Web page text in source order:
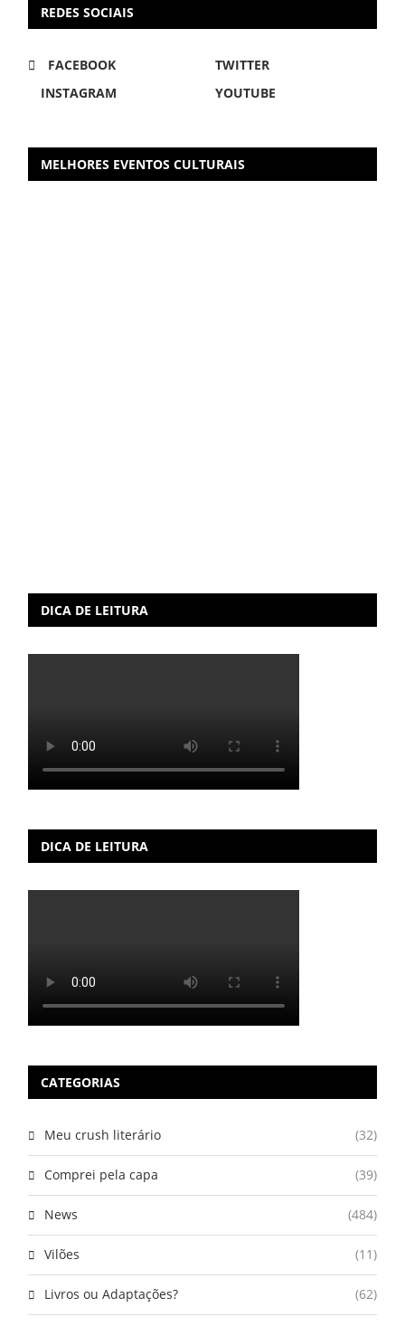
REDES SOCIAIS
FACEBOOK
TWITTER
INSTAGRAM
YOUTUBE
MELHORES EVENTOS CULTURAIS
DICA DE LEITURA
DICA DE LEITURA
CATEGORIAS
Meu crush literário (32)
Comprei pela capa (39)
News (484)
Vilões (11)
Livros ou Adaptações? (62)